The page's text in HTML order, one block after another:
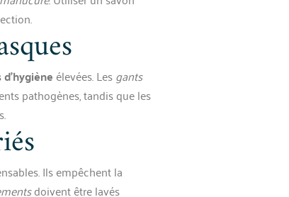
élevées. Lesgants
pathogènes, tandis que les
Ils empêchent la
doivent être lavés